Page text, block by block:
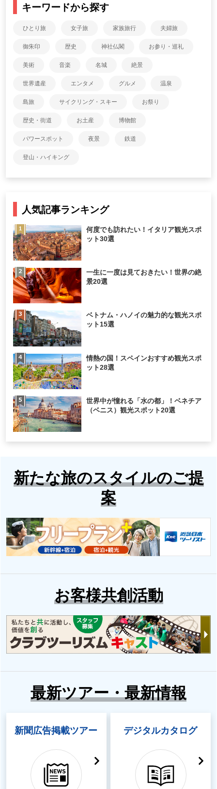
キーワードから探す
ひとり旅 女子旅 家族旅行 夫婦旅
御朱印 歴史 神社仏閣 お参り・巡礼
美術 音楽 名城 絶景
世界遺産 エンタメ グルメ 温泉
島旅 サイクリング・スキー お祭り
歴史・街道 お土産 博物館
パワースポット 夜景 鉄道
登山・ハイキング
人気記事ランキング
何度でも訪れたい！イタリア観光スポ
ット30選
一生に一度は見ておきたい！世界の絶
景20選
ベトナム・ハノイの魅力的な観光スポ
ット15選
情熱の国！スペインおすすめ観光スポ
ット28選
世界中が憧れる「水の都」！ベネチア
（ベニス）観光スポット20選
新たな旅のスタイルのご提
案
お客様共創活動
最新ツアー・最新情報
新聞広告掲載ツアー デジタルカタログ